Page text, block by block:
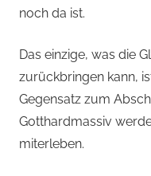
noch da ist.
Das einzige, was die
zurückbringen kann,
Gegensatz zum
Gotthardmassiv
miterleben.